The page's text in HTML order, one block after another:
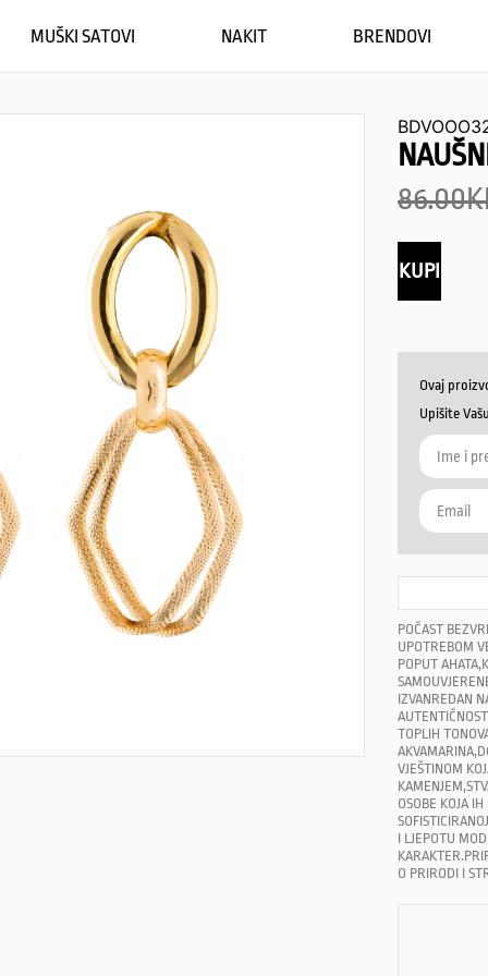
MUŠKI SATOVI NAKIT BRENDOVI
86.00
KUPI
Ovaj
Upišite
POČAST
UPOTREBOM
POPUT
IZVANREDAN
TOPLIH
VJEŠTINOM
OSOBE KOJA
I LJEPOTU
O PRIRODI I